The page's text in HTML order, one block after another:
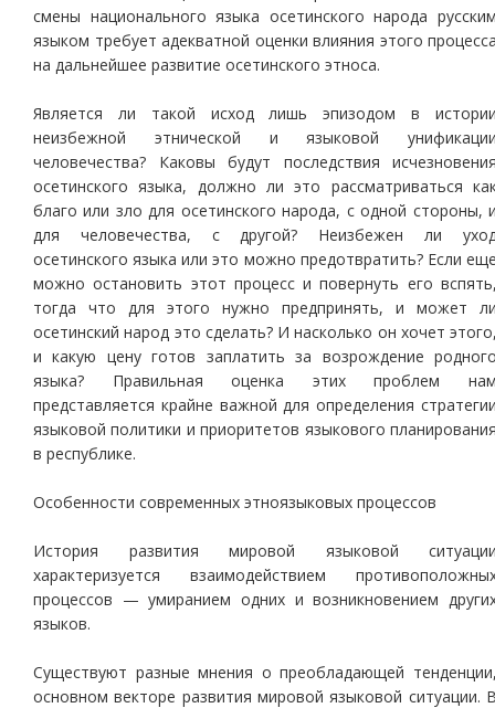
смены национального языка осетинского народа
языком требует адекватной оценки влияния этого
на дальнейшее развитие осетинского этноса.
Является ли такой исход лишь эпизодом в
неизбежной этнической и языковой
человечества? Каковы будут последствия
осетинского языка, должно ли это рассматриваться
благо или зло для осетинского народа, с одной стороны,
для человечества, с другой? Неизбежен ли
осетинского языка или это можно предотвратить? Если
можно остановить этот процесс и повернуть его
тогда что для этого нужно предпринять, и может
осетинский народ это сделать? И насколько он хочет
и какую цену готов заплатить за возрождение
языка? Правильная оценка этих проблем
представляется крайне важной для определения
языковой политики и приоритетов языкового
в республике.
Особенности современных этноязыковых процессов
История развития мировой языковой
характеризуется взаимодействием
процессов — умиранием одних и возникновением
языков.
Существуют разные мнения о преобладающей
основном векторе развития мировой языковой ситуации.